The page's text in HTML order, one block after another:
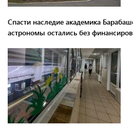
Спасти наследие академика
астрономы остались без